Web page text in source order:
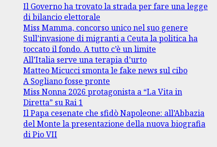
Il Governo ha trovato la strada per fare una legge
di bilancio elettorale
Miss Mamma, concorso unico nel suo genere
Sull’invasione di migranti a Ceuta la politica ha
toccato il fondo. A tutto c’è un limite
All’Italia serve una terapia d’urto
Matteo Micucci smonta le fake news sul cibo
A Sogliano fosse pronte
Miss Nonna 2026 protagonista a “La Vita in
Diretta” su Rai 1
Il Papa cesenate che sfidò Napoleone: all’Abbazia
del Monte la presentazione della nuova biografia
di Pio VII